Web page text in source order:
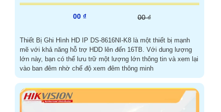
00 ₫ 00 ₫
Thiết Bị Ghi Hình HD IP DS-8616NI-K8 là một thiết bị mạnh
mẽ với khả năng hỗ trợ HDD lên đến 16TB. Với dung lượng
lớn này, bạn có thể lưu trữ một lượng lớn thông tin và xem lại
vào ban đêm nhờ chế độ xem đêm thông minh